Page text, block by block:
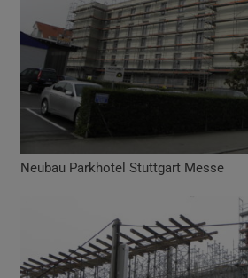
Neubau Parkhotel Stuttgart Messe